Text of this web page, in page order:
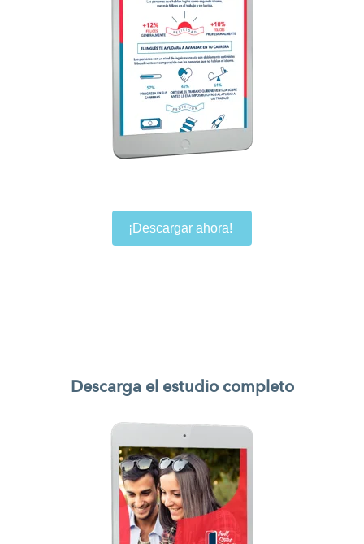
¡Descargar ahora!
Descarga el estudio completo